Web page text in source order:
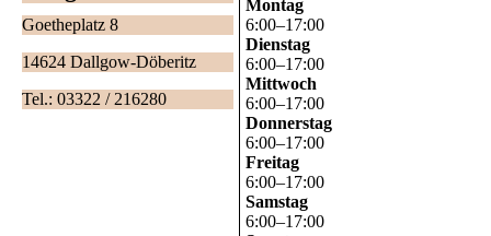
Goetheplatz 8
14624 Dallgow-Döberitz
Tel.: 03322 / 216280
Montag
6:00–17:00
Dienstag
6:00–17:00
Mittwoch
6:00–17:00
Donnerstag
6:00–17:00
Freitag
6:00–17:00
Samstag
6:00–17:00